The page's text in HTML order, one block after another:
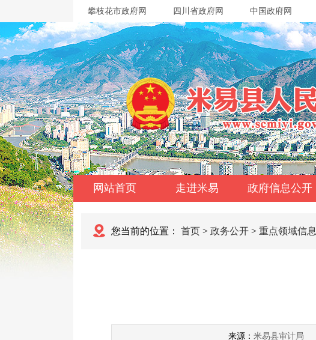
攀枝花市政府网 四川省政府网 中国政府网
网站首页 走进米易 政府信息公开
您当前的位置： 首页 > 政务公开 > 重点领域信
来源： 米易县审计局